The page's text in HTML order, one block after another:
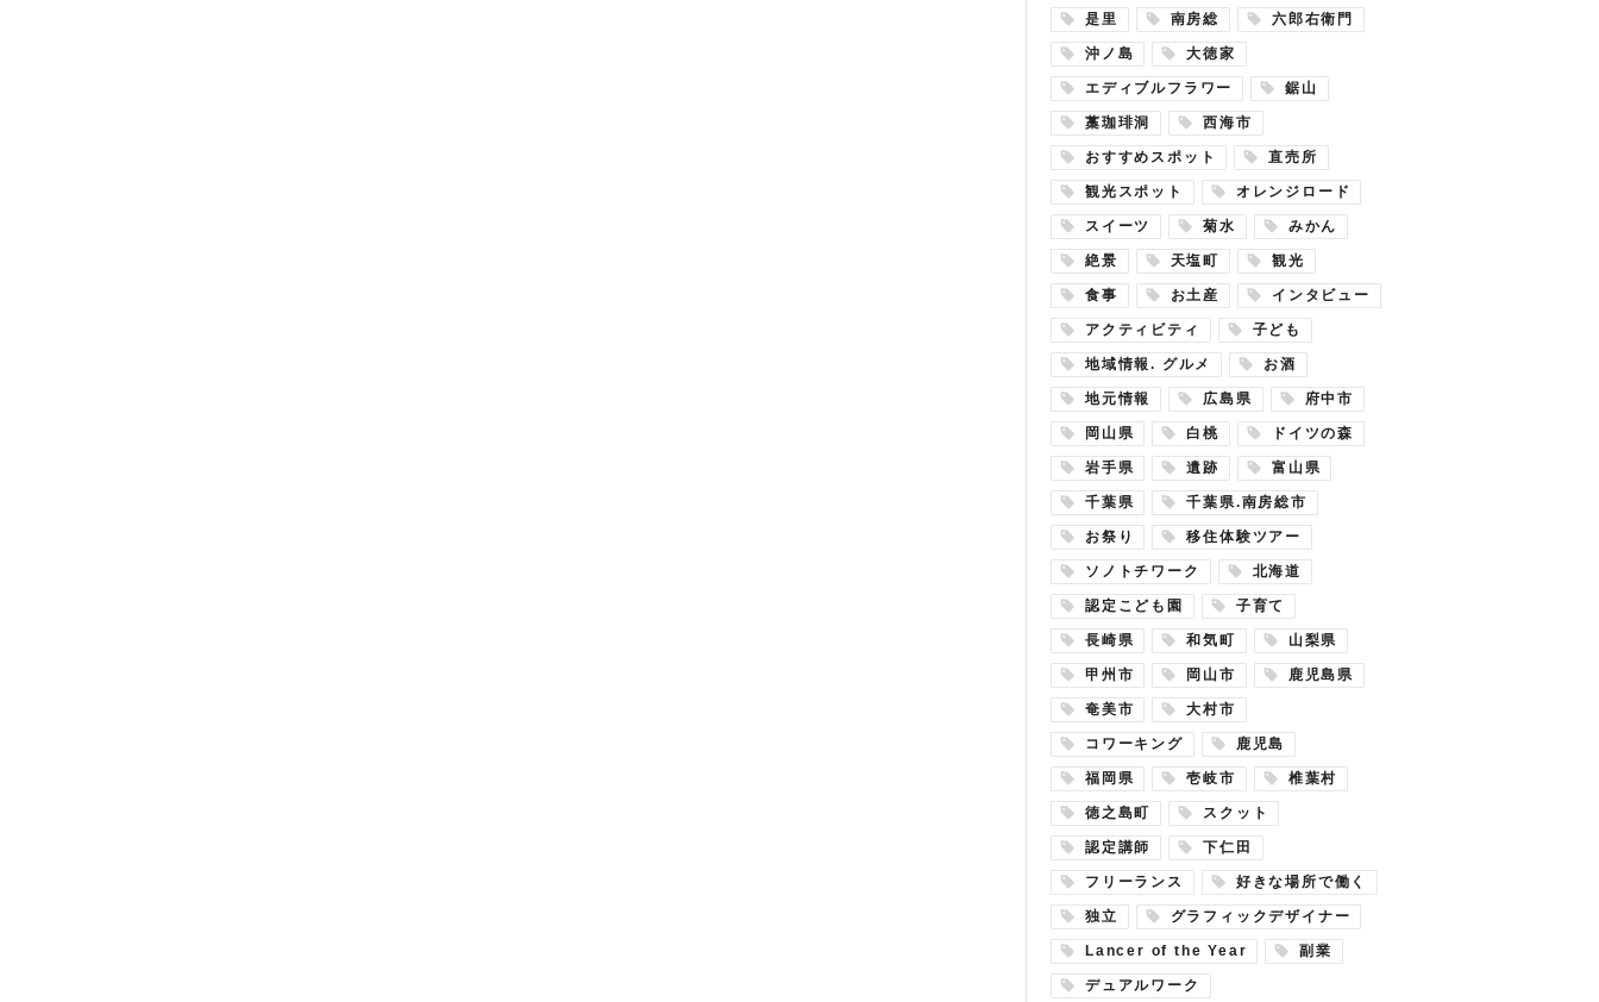
是里 南房総 六郎右衛門
沖ノ島 大徳家
エディブルフラワー 鋸山
藁珈琲洞 西海市
おすすめスポット 直売所
観光スポット オレンジロード
スイーツ 菊水 みかん
絶景 天塩町 観光
食事 お土産 インタビュー
アクティビティ 子ども
地域情報. グルメ お酒
地元情報 広島県 府中市
岡山県 白桃 ドイツの森
岩手県 遺跡 富山県
千葉県 千葉県.南房総市
お祭り 移住体験ツアー
ソノトチワーク 北海道
認定こども園 子育て
長崎県 和気町 山梨県
甲州市 岡山市 鹿児島県
奄美市 大村市
コワーキング 鹿児島
福岡県 壱岐市 椎葉村
徳之島町 スクット
認定講師 下仁田
フリーランス 好きな場所で働く
独立 グラフィックデザイナー
Lancer of the Year 副業
デュアルワーク